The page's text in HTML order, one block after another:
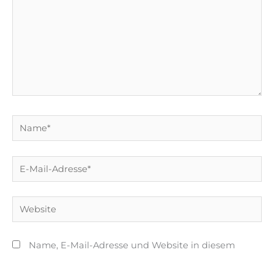
Name*
E-
Mail-
Adresse*
Website
Name, E-Mail-Adresse und Website in diesem